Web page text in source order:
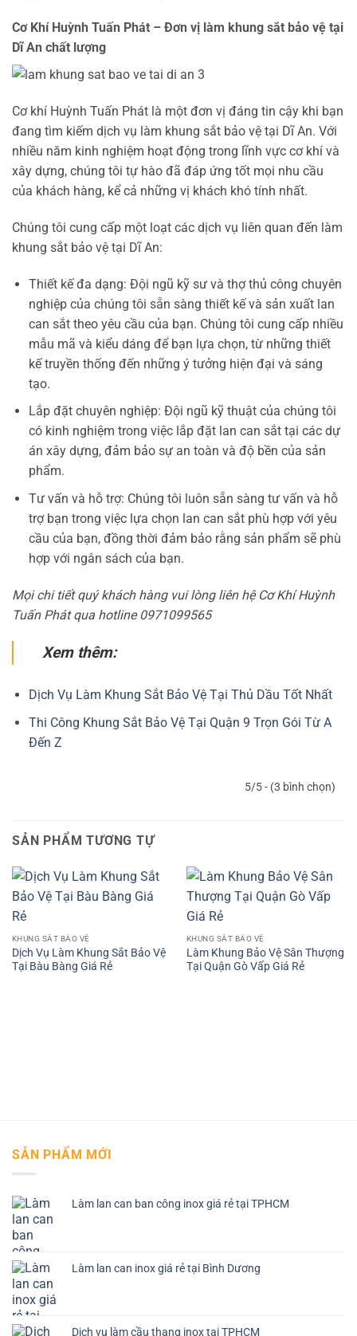
Cơ Khí Huỳnh Tuấn Phát – Đơn vị làm khung sắt bảo vệ tại
Dĩ An chất lượng
Cơ khí Huỳnh Tuấn Phát là một đơn vị đáng tin cậy khi bạn
đang tìm kiếm dịch vụ làm khung sắt bảo vệ tại Dĩ An. Với
nhiều năm kinh nghiệm hoạt động trong lĩnh vực cơ khí và
xây dựng, chúng tôi tự hào đã đáp ứng tốt mọi nhu cầu
của khách hàng, kể cả những vị khách khó tính nhất.
Chúng tôi cung cấp một loạt các dịch vụ liên quan đến làm
khung sắt bảo vệ tại Dĩ An:
Thiết kế đa dạng: Đội ngũ kỹ sư và thợ thủ công chuyên
nghiệp của chúng tôi sẵn sàng thiết kế và sản xuất lan
can sắt theo yêu cầu của bạn. Chúng tôi cung cấp nhiều
mẫu mã và kiểu dáng để bạn lựa chọn, từ những thiết
kế truyền thống đến những ý tưởng hiện đại và sáng
tạo.
Lắp đặt chuyên nghiệp: Đội ngũ kỹ thuật của chúng tôi
có kinh nghiệm trong việc lắp đặt lan can sắt tại các dự
án xây dựng, đảm bảo sự an toàn và độ bền của sản
phẩm.
Tư vấn và hỗ trợ: Chúng tôi luôn sẵn sàng tư vấn và hỗ
trợ bạn trong việc lựa chọn lan can sắt phù hợp với yêu
cầu của bạn, đồng thời đảm bảo rằng sản phẩm sẽ phù
hợp với ngân sách của bạn.
Mọi chi tiết quý khách hàng vui lòng liên hệ Cơ Khí Huỳnh
Tuấn Phát qua hotline 0971099565
Xem thêm:
Dịch Vụ Làm Khung Sắt Bảo Vệ Tại Thủ Dầu Tốt Nhất
Thi Công Khung Sắt Bảo Vệ Tại Quận 9 Trọn Gói Từ A
Đến Z
5/5 - (3 bình chọn)
SẢN PHẨM TƯƠNG TỰ
KHUNG SẮT BẢO VỆ
Dịch Vụ Làm Khung Sắt Bảo Vệ
Tại Bàu Bàng Giá Rẻ
KHUNG SẮT BẢO VỆ
Làm Khung Bảo Vệ Sân Thượng
Tại Quận Gò Vấp Giá Rẻ
SẢN PHẨM MỚI
Làm lan can ban công inox giá rẻ tại TPHCM
Làm lan can inox giá rẻ tại Bình Dương
Dịch vụ làm cầu thang inox tại TPHCM